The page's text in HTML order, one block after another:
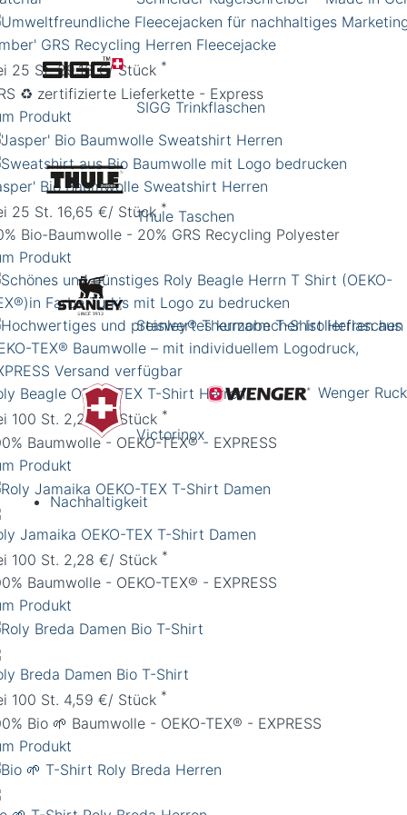
SIGG Trinkflaschen
Thule Taschen
Stanley® Thermobecher Isolierflaschen
Victorinox
Wenger
Nachhaltigkeit
GRS Recycling Herren Fleecejacke
25 St. 29,18 €/ Stück *
♻️ zertifizierte Lieferkette - Express
Produkt
Bio Baumwolle Sweatshirt Herren
25 St. 16,65 €/ Stück*
Bio-Baumwolle - 20% GRS Recycling Polyester
Produkt
Beagle OEKO-TEX T-Shirt Herren
100 St. 2,28 €/ Stück *
Baumwolle - OEKO-TEX® - EXPRESS
Produkt
Jamaika OEKO-TEX T-Shirt Damen
100 St. 2,28 €/ Stück *
Baumwolle - OEKO-TEX® - EXPRESS
Produkt
Breda Damen Bio T-Shirt
100 St. 4,59 €/ Stück *
Bio 🌱 Baumwolle - OEKO-TEX® - EXPRESS
Produkt